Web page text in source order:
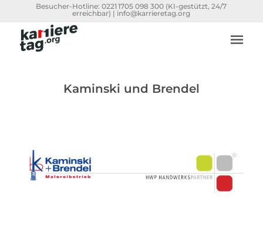
Besucher-Hotline:0221 1705 098 300 (KI-gestützt, 24/7
erreichbar) | info@karrieretag.org
Kaminski und Brendel